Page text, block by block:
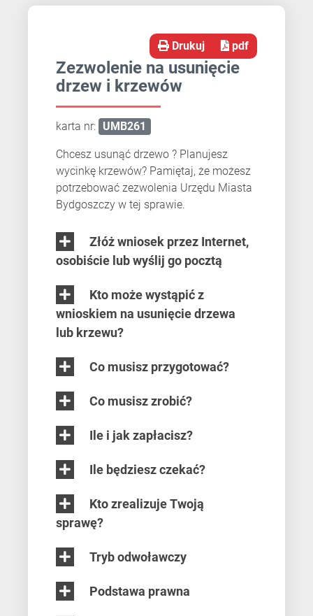
Drukuj pdf
Zezwolenie na usunięcie
drzew i krzewów
karta nr: UMB261
Chcesz usunąć drzewo ? Planujesz
wycinkę krzewów? Pamiętaj, że możesz
potrzebować zezwolenia Urzędu Miasta
Bydgoszczy w tej sprawie.
osobiście lub wyślij go pocztą
wnioskiem na usunięcie drzewa
lub krzewu?
Co musisz przygotować?
Co musisz zrobić?
Ile i jak zapłacisz?
Ile będziesz czekać?
sprawę?
Tryb odwoławczy
Podstawa prawna